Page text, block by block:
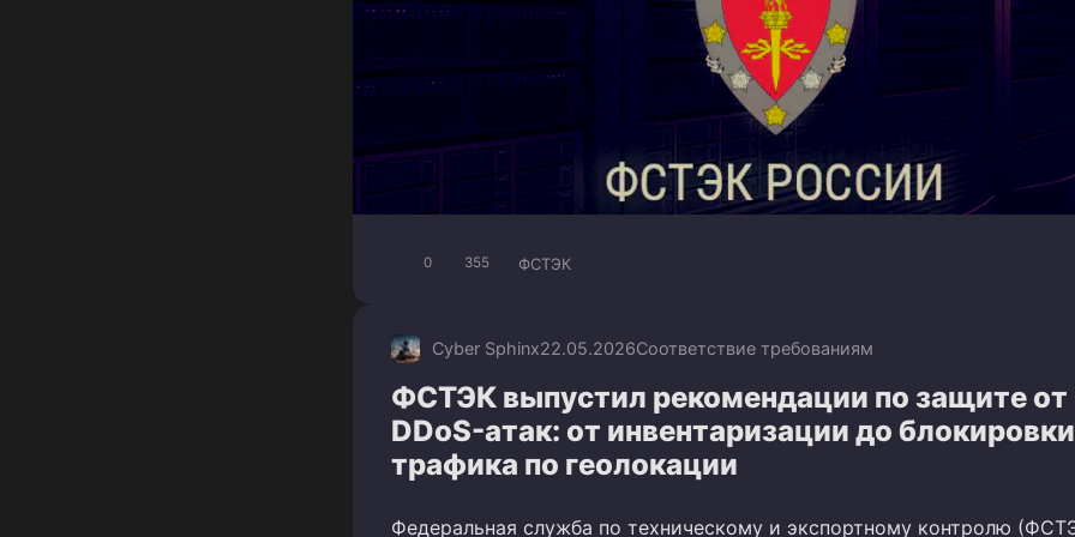
0 355 ФСТЭК
Cyber Sphinx22.05.2026Соответствие требованиям
ФСТЭК выпустил рекомендации по защите от
DDoS-атак: от инвентаризации до блокировки
трафика по геолокации
Федеральная служба по техническому и экспортному контролю